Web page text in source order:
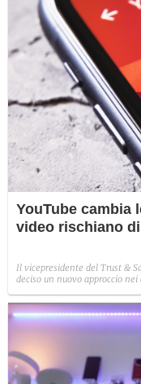
YouTube cambia
video rischiano
Il vicepresidente del Trust &
deciso un nuovo approccio
sensibili non saranno più